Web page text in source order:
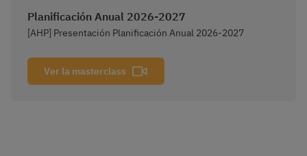
Planificación Anual 2026-2027
[AHP] Presentación Planificación Anual 2026-2027
Ver la masterclass